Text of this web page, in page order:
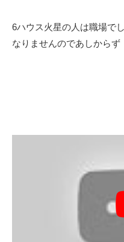
6ハウス火星の人は職場で
なりませんのであしからず